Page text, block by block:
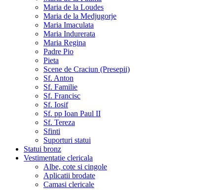
Maria de la Loudes
Maria de la Medjugorje
Maria Imaculata
Maria Indurerata
Maria Regina
Padre Pio
Pieta
Scene de Craciun (Presepii)
Sf. Anton
Sf. Familie
Sf. Francisc
Sf. Iosif
Sf. pp Ioan Paul II
Sf. Tereza
Sfinti
Suporturi statui
Statui bronz
Vestimentatie clericala
Albe, cote si cingole
Aplicatii brodate
Camasi clericale